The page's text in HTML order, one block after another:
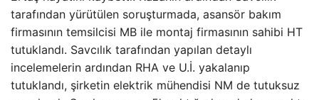
tarafından yürütülen soruşturmada, asansör bakım
firmasının temsilcisi MB ile montaj firmasının sahibi HT
tutuklandı. Savcılık tarafından yapılan detaylı
incelemelerin ardından RHA ve U.İ. yakalanıp
tutuklandı, şirketin elektrik mühendisi NM de tutuksuz